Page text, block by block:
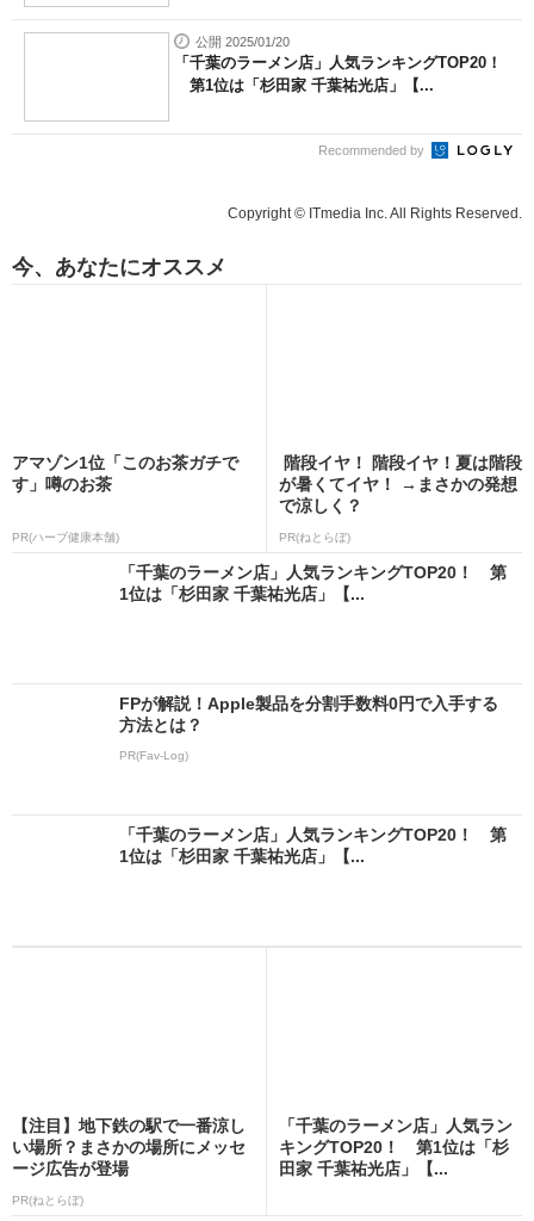
公開 2025/01/20
「千葉のラーメン店」人気ランキングTOP20！
第1位は「杉田家 千葉祐光店」【...
Recommended by
Copyright © ITmedia Inc. All Rights Reserved.
今、あなたにオススメ
アマゾン1位「このお茶ガチで
す」噂のお茶
PR(ハーブ健康本舗)
階段イヤ！ 階段イヤ！夏は階段
が暑くてイヤ！ →まさかの発想
で涼しく？
PR(ねとらぼ)
「千葉のラーメン店」人気ランキングTOP20！ 第
1位は「杉田家 千葉祐光店」【...
FPが解説！Apple製品を分割手数料0円で入手する
方法とは？
PR(Fav-Log)
「千葉のラーメン店」人気ランキングTOP20！ 第
1位は「杉田家 千葉祐光店」【...
【注目】地下鉄の駅で一番涼し
い場所？まさかの場所にメッセ
ージ広告が登場
PR(ねとらぼ)
「千葉のラーメン店」人気ラン
キングTOP20！ 第1位は「杉
田家 千葉祐光店」【...